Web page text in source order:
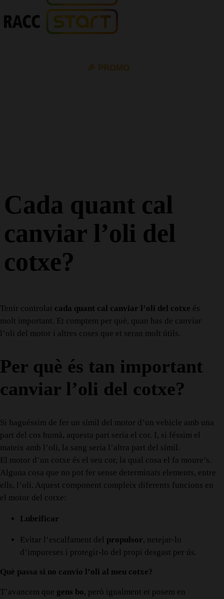
🎉 PROMO
Cada quant cal
canviar l’oli del
cotxe?
Tenir controlat cada quant cal canviar l’oli del cotxe és
molt important. Et comptem per què, quan has de canviar
l’oli del motor i altres coses que et seran molt útils.
Per què és tan important
canviar l’oli del cotxe?
Si haguéssim de fer un símil del motor d’un vehicle amb una
part del cos humà, aquesta part seria el cor. I, si féssim el
mateix amb l’oli, la sang seria l’altra part del símil.
El motor d’un cotxe és el seu cor, la qual cosa el fa moure’s.
Alguna cosa que no pot fer sense determinats elements, entre
ells, l’oli. Aquest component compleix diferents funcions en
el motor del cotxe:
Lubrificar
Evitar l’escalfament del propulsor, netejar-lo
d’impureses i protegir-lo del propi desgast per ús.
Què passa si no canvio l’oli al meu cotxe?
T’avancem que gens bo, però igualment et posem en